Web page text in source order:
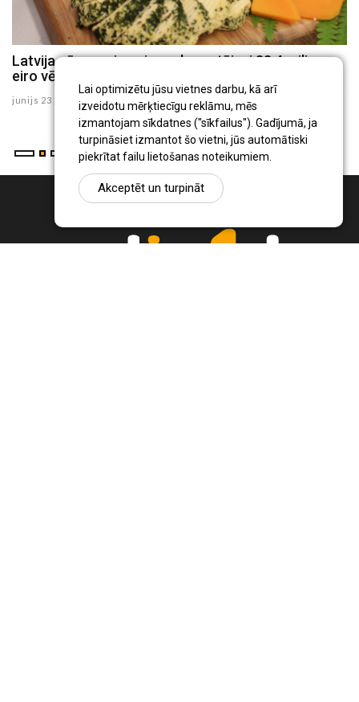
Lai optimizētu jūsu vietnes darbu, kā arī
izveidotu mērķtiecīgu reklāmu, mēs
izmantojam sīkdatnes ("sīkfailus"). Gadījumā, ja
turpināsiet izmantot šo vietni, jūs automātiski
piekrītat failu lietošanas noteikumiem.
Akceptēt un turpināt
Latvija pērn svaigo sieru eksportējusi 83,4 miljonu
eiro vērtībā
junijs 23 , 2026